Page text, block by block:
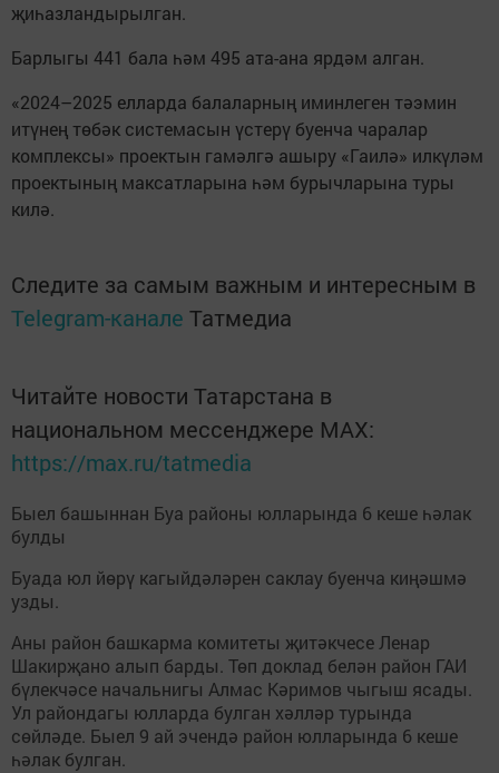
җиһазландырылган.
Барлыгы 441 бала һәм 495 ата-ана ярдәм алган.
«2024–2025 елларда балаларның иминлеген тәэмин
итүнең төбәк системасын үстерү буенча чаралар
комплексы» проектын гамәлгә ашыру «Гаилә» илкүләм
проектының максатларына һәм бурычларына туры
килә.
Следите за самым важным и интересным в
Telegram-канале Татмедиа
Читайте новости Татарстана в
национальном мессенджере MАХ:
https://max.ru/tatmedia
Быел башыннан Буа районы юлларында 6 кеше һәлак
булды
Буада юл йөрү кагыйдәләрен саклау буенча киңәшмә
узды.
Аны район башкарма комитеты җитәкчесе Ленар
Шакирҗано алып барды. Төп доклад белән район ГАИ
бүлекчәсе начальнигы Алмас Кәримов чыгыш ясады.
Ул райондагы юлларда булган хәлләр турында
сөйләде. Быел 9 ай эчендә район юлларында 6 кеше
һәлак булган.